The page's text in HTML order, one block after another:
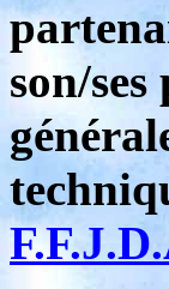
son/